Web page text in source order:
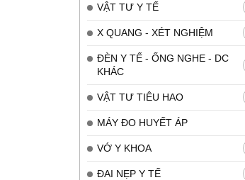
VẬT TƯ Y TẾ
X QUANG - XÉT NGHIỆM
ĐÈN Y TẾ - ỐNG NGHE - DC
KHÁC
VẬT TƯ TIÊU HAO
MÁY ĐO HUYẾT ÁP
VỚ Y KHOA
ĐAI NẸP Y TẾ